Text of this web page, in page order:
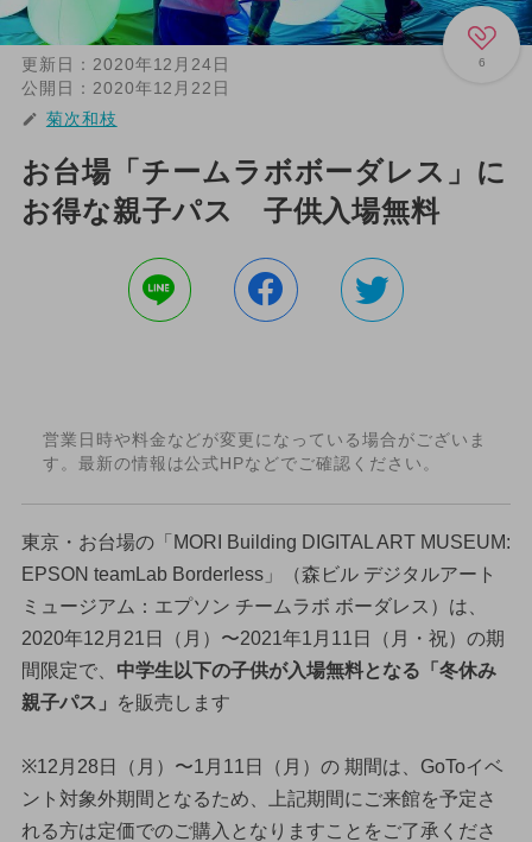
6
更新日： 2020年12月24日
公開日： 2020年12月22日
菊次和枝
お台場「チームラボボーダレス」に
お得な親子パス 子供入場無料
営業日時や料金などが変更になっている場合がございま
す。最新の情報は公式HPなどでご確認ください。
東京・お台場の「MORI Building DIGITAL ART MUSEUM:
EPSON teamLab Borderless」（森ビル デジタルアート
ミュージアム：エプソン チームラボ ボーダレス）は、
2020年12月21日（月）〜2021年1月11日（月・祝）の期
間限定で、 中学生以下の子供が入場無料となる「冬休み
親子パス」
を販売します
※12月28日（月）〜1月11日（月）の 期間は、GoToイベ
ント対象外期間となるため、上記期間にご来館を予定さ
れる方は定価でのご購入となりますことをご了承くださ